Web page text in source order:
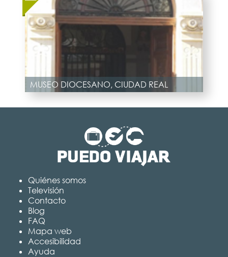
MUSEO DIOCESANO, CIUDAD REAL
Quiénes somos
Televisión
Contacto
Blog
FAQ
Mapa web
Accesibilidad
Ayuda